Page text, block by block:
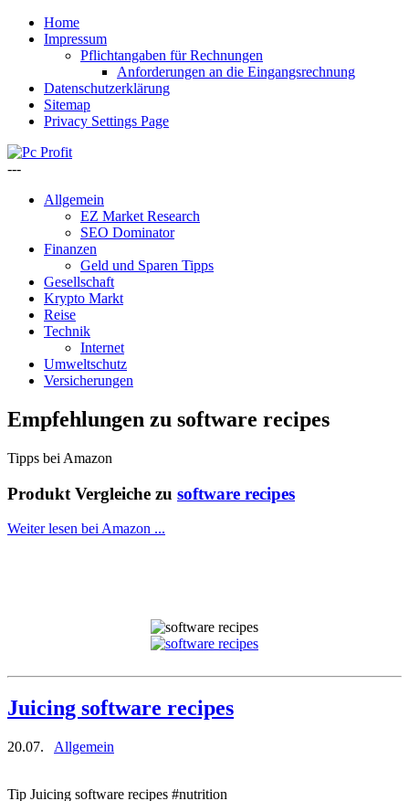
Home
Impressum
Pflichtangaben für Rechnungen
Anforderungen an die Eingangsrechnung
Datenschutzerklärung
Sitemap
Privacy Settings Page
---
Allgemein
EZ Market Research
SEO Dominator
Finanzen
Geld und Sparen Tipps
Gesellschaft
Krypto Markt
Reise
Technik
Internet
Umweltschutz
Versicherungen
Empfehlungen zu software recipes
Tipps bei Amazon
Produkt Vergleiche zu software recipes
Weiter lesen bei Amazon ...
Juicing software recipes
20.07. Allgemein
Tip Juicing software recipes #nutrition